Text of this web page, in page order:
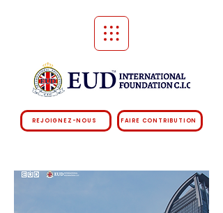
FAIRE CONTRIBUTION
REJOIGNEZ-NOUS